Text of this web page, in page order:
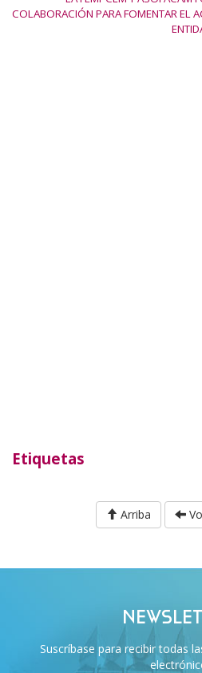
COLABORACIÓN PARA FOMENTAR EL
Etiquetas
Arriba
Suscríbase para recibir todas